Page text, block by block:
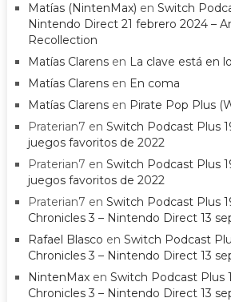
Matías (NintenMax) en Switch
Nintendo Direct 21 febrero 2024 –
Recollection
Matías Clarensen La clave está en
Matías Clarensen En coma
Matías Clarensen Pirate Pop Plus
Praterian7 en Switch Podcast Plus
juegos favoritos de 2022
Praterian7 en Switch Podcast Plus
juegos favoritos de 2022
Praterian7 en Switch Podcast Plus
Chronicles 3 – Nintendo Direct 13
Rafael Blasco en Switch Podcast
Chronicles 3 – Nintendo Direct 13
NintenMaxen Switch Podcast Plus
Chronicles 3 – Nintendo Direct 13